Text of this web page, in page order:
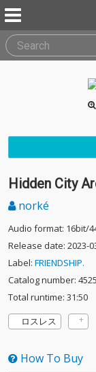
Hidden City
norké
Audio format: 16bit/
Release date: 2023-
Label: FRIENDSHIP.
Catalog number:
Total runtime: 31:50
ロスレス
How To Buy